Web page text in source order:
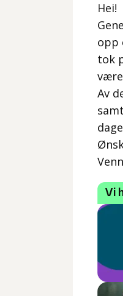
Hei!
opp
tok
Av
Vi